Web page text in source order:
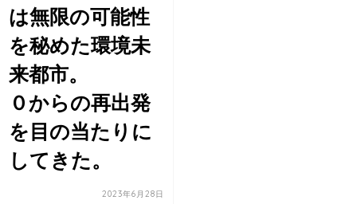
は無限の可能性
を秘めた環境未
来都市。
０からの再出発
を目の当たりに
してきた。
2023年6月28日